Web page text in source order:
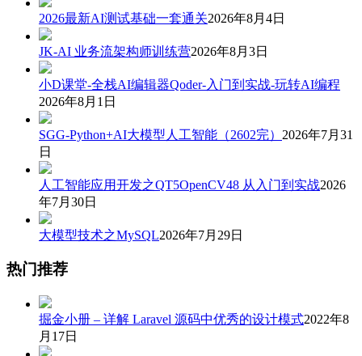
2026最新AI测试基础一套通关2026年8月4日
JK-AI 业务流架构师训练营2026年8月3日
小D课堂-全栈AI编辑器Qoder-入门到实战-玩转AI编程
2026年8月1日
SGG-Python+AI大模型人工智能（2602完） 2026年7月31
日
人工智能应用开发之QT5OpenCV48 从入门到实战2026
年7月30日
大模型技术之MySQL2026年7月29日
热门推荐
掘金小册 – 详解 Laravel 源码中优秀的设计模式2022年8
月17日